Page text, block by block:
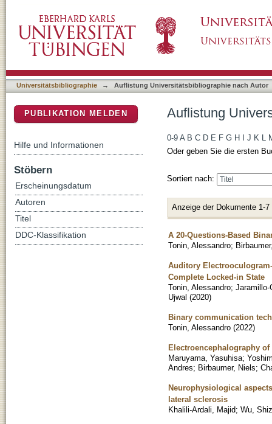
Universitätsbibliographie → Auflistung Universitätsbibliographie nach Autor
Auflistung
0-9 A B C D E F G H J K L
Oder geben Sie die ersten
Sortiert nach:
Anzeige der Dokumente 1-7
A 20-Questions-Based
Tonin, Alessandro;
Auditory
Complete Locked-in State
Tonin, Alessandro; Jaramillo-
Ujwal (2020)
Binary communication
Tonin, Alessandro (2022)
Electroencephalography
Maruyama, Yasuhisa;
Andres; Birbaumer, Niels;
Neurophysiological
lateral sclerosis
Khalili-Ardali, Majid; Wu,
PUBLIKATION MELDEN
Hilfe und Informationen
Stöbern
Erscheinungsdatum
Autoren
Titel
DDC-Klassifikation